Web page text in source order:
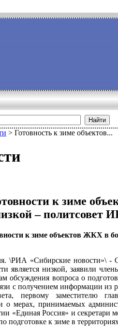
Найти
> Готовность к зиме объектов...
к зиме
– политсовет
к зиме объектов ЖКХ в
\РИА «Сибирские новости»\ -
является низкой, заявили
обсуждения вопроса о
с получением информации из
первому заместителю
о мерах, принимаемых
«Единая Россия» и секретари
подготовке к зиме в